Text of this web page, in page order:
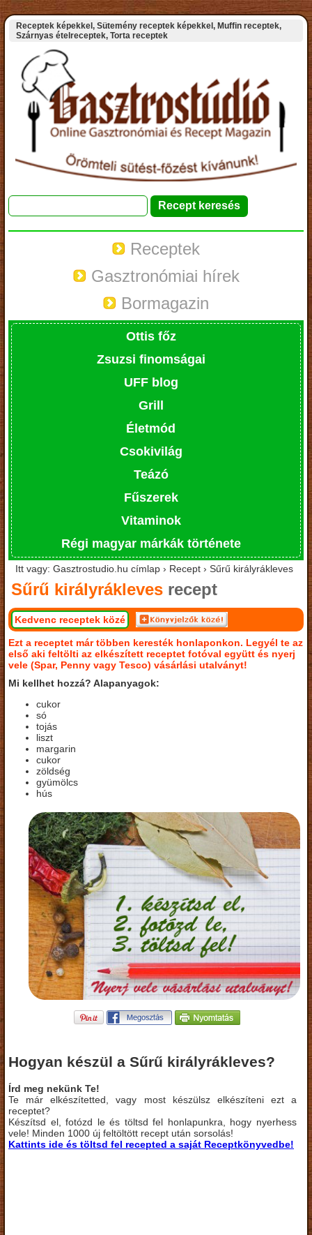
Receptek képekkel, Sütemény receptek képekkel, Muffin receptek,
Szárnyas ételreceptek, Torta receptek
Receptek
Gasztronómiai hírek
Bormagazin
Ottis főz
Zsuzsi finomságai
UFF blog
Grill
Életmód
Csokivilág
Teázó
Fűszerek
Vitaminok
Régi magyar márkák története
Itt vagy: Gasztrostudio.hu címlap › Recept › Sűrű királyrákleves
Sűrű királyrákleves recept
Kedvenc receptek közé
Ezt a receptet már többen keresték honlaponkon. Legyél te az
első aki feltölti az elkészített receptet fotóval együtt és nyerj
vele (Spar, Penny vagy Tesco) vásárlási utalványt!
Mi kellhet hozzá? Alapanyagok:
cukor
só
tojás
liszt
margarin
cukor
zöldség
gyümölcs
hús
Hogyan készül a Sűrű királyrákleves?
Írd meg nekünk Te!
Te már elkészítetted, vagy most készülsz elkészíteni ezt a
receptet?
Készítsd el, fotózd le és töltsd fel honlapunkra, hogy nyerhess
vele! Minden 1000 új feltöltött recept után sorsolás!
Kattints ide és töltsd fel recepted a saját Receptkönyvedbe!